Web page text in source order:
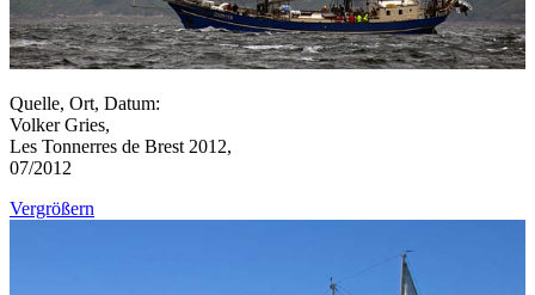
Quelle, Ort, Datum:
Volker Gries,
Les Tonnerres de Brest 2012,
07/2012
Vergrößern